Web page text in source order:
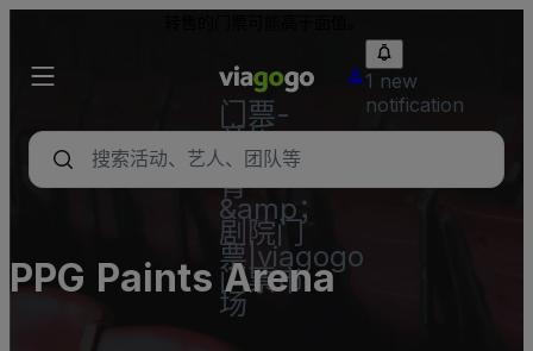
门票-
音乐
会，体
育
&amp；
剧院门
票|viagogo
门票市
场
1 new
notification
PPG Paints Arena